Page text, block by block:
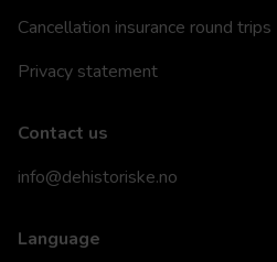
Cancellation insurance round trips
Privacy statement
Contact us
info@dehistoriske.no
Language